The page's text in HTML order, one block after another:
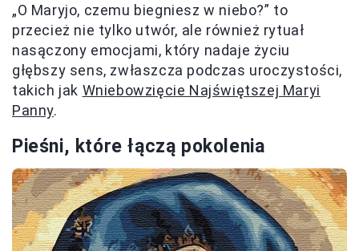
„O Maryjo, czemu biegniesz w niebo?” to
przecież nie tylko utwór, ale również rytuał
nasączony emocjami, który nadaje życiu
głębszy sens, zwłaszcza podczas uroczystości,
takich jak Wniebowzięcie Najświętszej Maryi
Panny.
Pieśni, które łączą pokolenia